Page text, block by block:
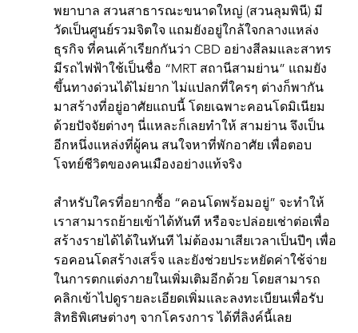
พยาบาล สวนสาธารณะขนาดใหญ่ (สวนลุมพินี) มี
วัดเป็นศูนย์รวมจิตใจ แถมยังอยู่ใกล้ใจกลางแหล่ง
ธุรกิจ ที่คนเค้าเรียกกันว่า CBD อย่างสีลมและสาทร
มีรถไฟฟ้าใช้เป็นชื่อ “MRT สถานีสามย่าน” แถมยัง
ขึ้นทางด่วนได้ไม่ยาก ไม่แปลกที่ใครๆ ต่างก็พากัน
มาสร้างที่อยู่อาศัยแถบนี้ โดยเฉพาะคอนโดมิเนียม
ด้วยปัจจัยต่างๆ นี่แหละก็เลยทำให้ สามย่าน จึงเป็น
อีกหนึ่งแหล่งที่ผู้คน สนใจหาที่พักอาศัย เพื่อตอบ
โจทย์ชีวิตของคนเมืองอย่างแท้จริง
สำหรับใครที่อยากซื้อ “คอนโดพร้อมอยู่” จะทำให้
เราสามารถย้ายเข้าได้ทันที หรือจะปล่อยเช่าต่อเพื่อ
สร้างรายได้ได้ในทันที ไม่ต้องมาเสียเวลาเป็นปีๆ เพื่อ
รอคอนโดสร้างเสร็จ และยังช่วยประหยัดค่าใช้จ่าย
ในการตกแต่งภายในเพิ่มเติมอีกด้วย โดยสามารถ
คลิกเข้าไปดูรายละเอียดเพิ่มและลงทะเบียนเพื่อรับ
สิทธิพิเศษต่างๆ จากโครงการ ได้ที่ลิงค์นี้เลย